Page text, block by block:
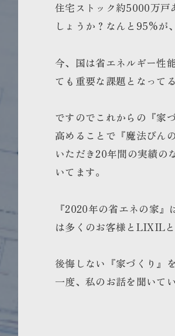
住宅ストック約5000万戸
しょうか？なんと95%が
今、国は省エネルギー性
ても重要な課題となって
ですのでこれからの『家
高めることで『魔法びん
いただき20年間の実績の
いてます。
『2020年の省エネの家
は多くのお客様とLIXILと
後悔しない『家づくり』
一度、私のお話を聞いて